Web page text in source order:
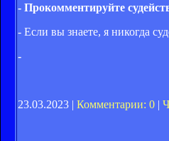
- Прокомментируйте
- Если вы знаете, я никогда
-
23.03.2023 | Комментарии: 0 |